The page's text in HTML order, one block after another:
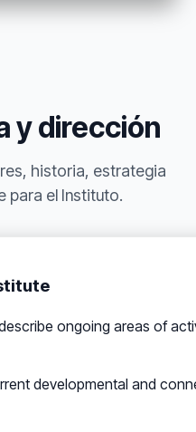
y dirección
historia, estrategia
para el Instituto.
ongoing areas of
developmental and